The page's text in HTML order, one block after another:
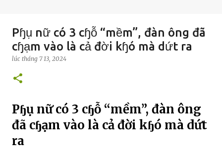
Pɧụ nữ có 3 cɧỗ “mềm”, đàn ông đã
cɧạm vào là cả đời kɧó mà dứt ra
lúc tháng 7 13, 2024
Pɧụ nữ có 3 cɧỗ “mềm”, đàn ông
đã cɧạm vào là cả đời kɧó mà dứt
ra